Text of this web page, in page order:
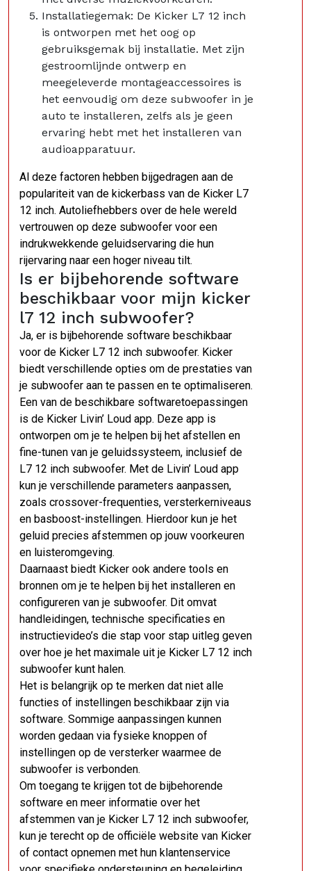
Installatiegemak: De Kicker L7 12 inch
is ontworpen met het oog op
gebruiksgemak bij installatie. Met zijn
gestroomlijnde ontwerp en
meegeleverde montageaccessoires is
het eenvoudig om deze subwoofer in je
auto te installeren, zelfs als je geen
ervaring hebt met het installeren van
audioapparatuur.
Al deze factoren hebben bijgedragen aan de
populariteit van de kickerbass van de Kicker L7
12 inch. Autoliefhebbers over de hele wereld
vertrouwen op deze subwoofer voor een
indrukwekkende geluidservaring die hun
rijervaring naar een hoger niveau tilt.
Is er bijbehorende software
beschikbaar voor mijn kicker
l7 12 inch subwoofer?
Ja, er is bijbehorende software beschikbaar
voor de Kicker L7 12 inch subwoofer. Kicker
biedt verschillende opties om de prestaties van
je subwoofer aan te passen en te optimaliseren.
Een van de beschikbare softwaretoepassingen
is de Kicker Livin’ Loud app. Deze app is
ontworpen om je te helpen bij het afstellen en
fine-tunen van je geluidssysteem, inclusief de
L7 12 inch subwoofer. Met de Livin’ Loud app
kun je verschillende parameters aanpassen,
zoals crossover-frequenties, versterkerniveaus
en basboost-instellingen. Hierdoor kun je het
geluid precies afstemmen op jouw voorkeuren
en luisteromgeving.
Daarnaast biedt Kicker ook andere tools en
bronnen om je te helpen bij het installeren en
configureren van je subwoofer. Dit omvat
handleidingen, technische specificaties en
instructievideo’s die stap voor stap uitleg geven
over hoe je het maximale uit je Kicker L7 12 inch
subwoofer kunt halen.
Het is belangrijk op te merken dat niet alle
functies of instellingen beschikbaar zijn via
software. Sommige aanpassingen kunnen
worden gedaan via fysieke knoppen of
instellingen op de versterker waarmee de
subwoofer is verbonden.
Om toegang te krijgen tot de bijbehorende
software en meer informatie over het
afstemmen van je Kicker L7 12 inch subwoofer,
kun je terecht op de officiële website van Kicker
of contact opnemen met hun klantenservice